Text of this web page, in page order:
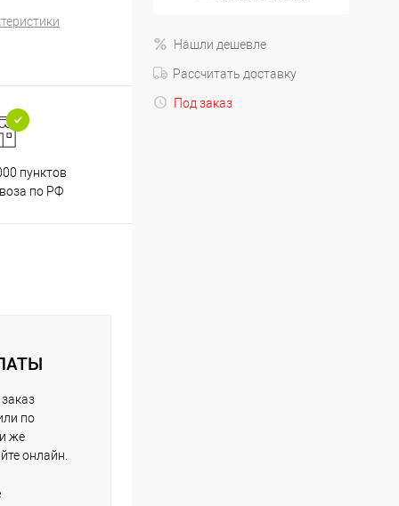
пунктов
по РФ
по
же
онлайн.
Нашли дешевле
Рассчитать доставку
Под заказ